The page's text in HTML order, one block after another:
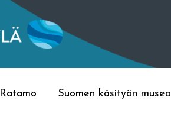
Suomen käsityön museo